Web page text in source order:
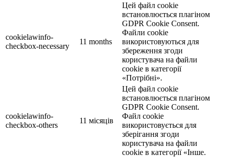
cookielawinfo-
checkbox-necessary
11 months
Цей файл cookie
встановлюється плагіном
GDPR Cookie Consent.
Файли cookie
використовуються для
збереження згоди
користувача на файли
cookie в категорії
«Потрібні».
cookielawinfo-
checkbox-others
11 місяців
Цей файл cookie
встановлюється плагіном
GDPR Cookie Consent.
Файл cookie
використовується для
зберігання згоди
користувача на файли
cookie в категорії «Інше.